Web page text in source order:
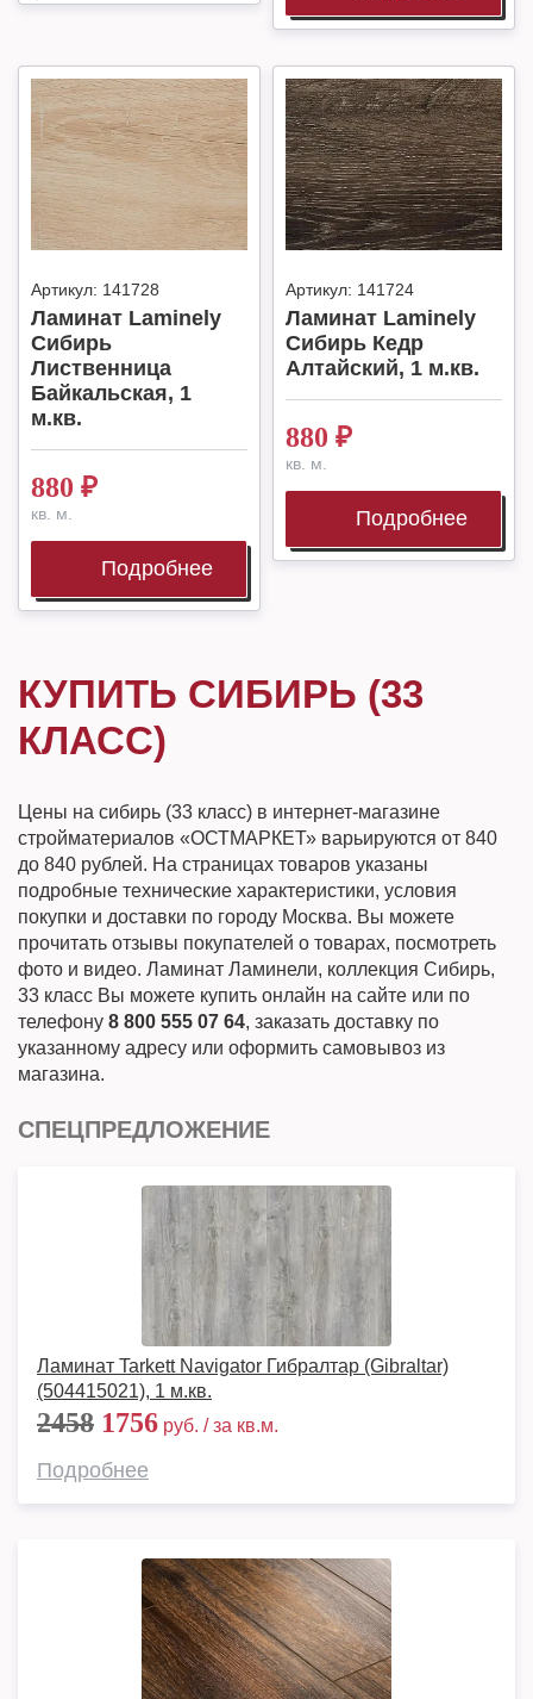
Артикул: 141728
Ламинат Laminely
Сибирь
Лиственница
Байкальская, 1
м.кв.
880 ₽
кв. м.
Подробнее
Артикул: 141724
Ламинат Laminely
Сибирь Кедр
Алтайский, 1 м.кв.
880 ₽
кв. м.
Подробнее
КУПИТЬ СИБИРЬ (33
КЛАСС)
Цены на сибирь (33 класс) в интернет-магазине
стройматериалов «ОСТМАРКЕТ» варьируются от 840
до 840 рублей. На страницах товаров указаны
подробные технические характеристики, условия
покупки и доставки по городу Москва. Вы можете
прочитать отзывы покупателей о товарах, посмотреть
фото и видео. Ламинат Ламинели, коллекция Сибирь,
33 класс Вы можете купить онлайн на сайте или по
телефону 8 800 555 07 64, заказать доставку по
указанному адресу или оформить самовывоз из
магазина.
СПЕЦПРЕДЛОЖЕНИЕ
Ламинат Tarkett Navigator Гибралтар (Gibraltar)
(504415021), 1 м.кв.
2458 1756 руб. / за кв.м.
Подробнее